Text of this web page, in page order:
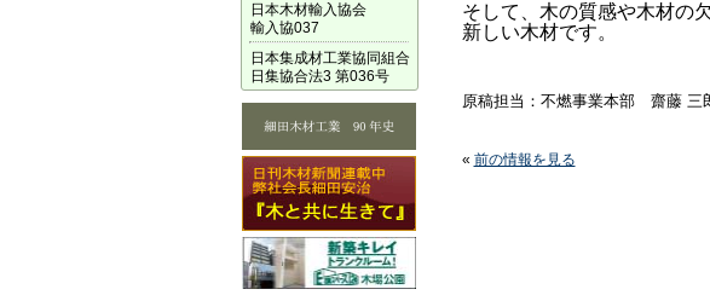
日本木材輸入協会
輸入協037
日本集成材工業協同組合
日集協合法3 第036号
そして、木の質感や木材の
新しい木材です。
原稿担当：不燃事業本部 齋藤 三
« 前の情報を見る